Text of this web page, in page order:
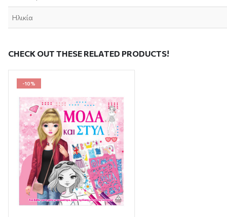
Ηλικία
CHECK OUT THESE RELATED PRODUCTS!
-10%